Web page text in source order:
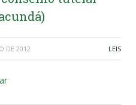
DE 2012 LEIS